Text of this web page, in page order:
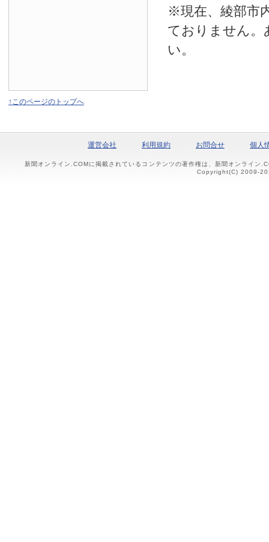
※現在、綾部市
ておりません。
い。
↑このページのトップへ
運営会社 利用規約 お問合せ 個人
新聞オンライン.COMに掲載されているコンテンツの著作権は、新聞オンライン
Copyright(C) 2009-